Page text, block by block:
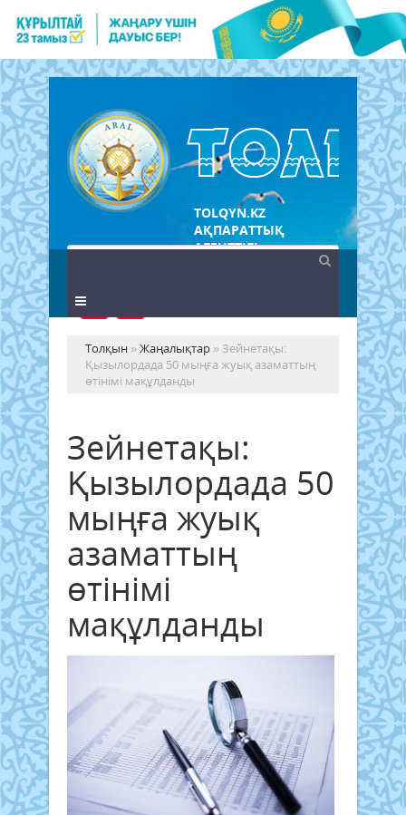
TOLQYN.KZ
АҚПАРАТТЫҚ
АГЕНТТІГІ
Толқын »Жаңалықтар » Зейнетақы:
Қызылордада 50 мыңға жуық азаматтың
өтінімі мақұлданды
Зейнетақы:
Қызылордада 50
мыңға жуық
азаматтың
өтінімі
мақұлданды